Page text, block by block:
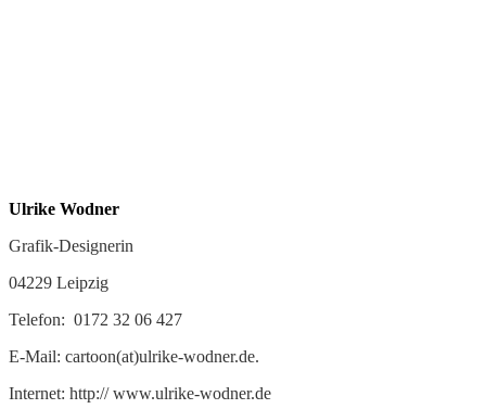
Ulrike Wodner
Grafik-Designerin
04229 Leipzig
Telefon: 0172 32 06 427
E-Mail: cartoon(at)ulrike-wodner.de.
Internet: http:// www.ulrike-wodner.de